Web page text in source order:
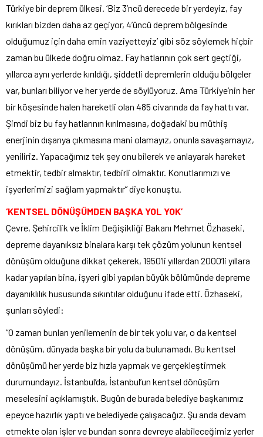
Türkiye bir deprem ülkesi. ‘Biz 3’ncü derecede bir yerdeyiz, fay
kırıkları bizden daha az geçiyor, 4’üncü deprem bölgesinde
olduğumuz için daha emin vaziyetteyiz’ gibi söz söylemek hiçbir
zaman bu ülkede doğru olmaz. Fay hatlarının çok sert geçtiği,
yıllarca aynı yerlerde kırıldığı, şiddetli depremlerin olduğu bölgeler
var, bunları biliyor ve her yerde de söylüyoruz. Ama Türkiye’nin her
bir köşesinde halen hareketli olan 485 civarında da fay hattı var.
Şimdi biz bu fay hatlarının kırılmasına, doğadaki bu müthiş
enerjinin dışarıya çıkmasına mani olamayız, onunla savaşamayız,
yeniliriz. Yapacağımız tek şey onu bilerek ve anlayarak hareket
etmektir, tedbir almaktır, tedbirli olmaktır. Konutlarımızı ve
işyerlerimizi sağlam yapmaktır” diye konuştu.
‘KENTSEL DÖNÜŞÜMDEN BAŞKA YOL YOK’
Çevre, Şehircilik ve İklim Değişikliği Bakanı Mehmet Özhaseki,
depreme dayanıksız binalara karşı tek çözüm yolunun kentsel
dönüşüm olduğuna dikkat çekerek, 1950’li yıllardan 2000’li yıllara
kadar yapılan bina, işyeri gibi yapılan büyük bölümünde depreme
dayanıklılık hususunda sıkıntılar olduğunu ifade etti. Özhaseki,
şunları söyledi:
“O zaman bunları yenilemenin de bir tek yolu var, o da kentsel
dönüşüm, dünyada başka bir yolu da bulunamadı. Bu kentsel
dönüşümü her yerde biz hızla yapmak ve gerçekleştirmek
durumundayız. İstanbul’da, İstanbul’un kentsel dönüşüm
meselesini açıklamıştık. Bugün de burada belediye başkanımız
epeyce hazırlık yaptı ve belediyede çalışacağız. Şu anda devam
etmekte olan işler ve bundan sonra devreye alabileceğimiz yerler